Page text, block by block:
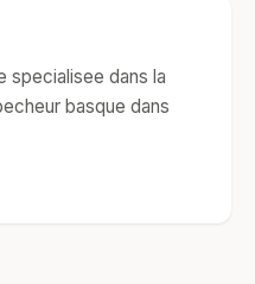
specialisee dans la
basque dans